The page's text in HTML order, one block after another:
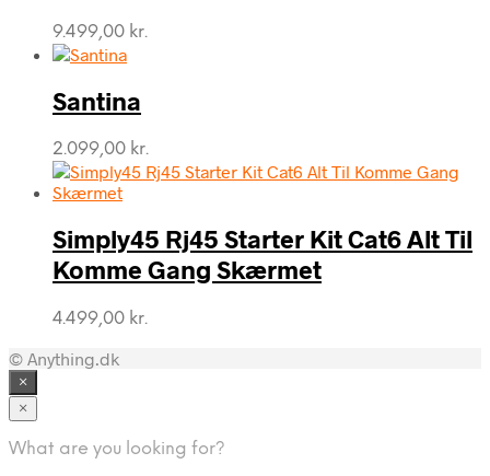
9.499,00 kr.
Santina
2.099,00 kr.
Simply45 Rj45 Starter Kit Cat6 Alt Til
Komme Gang Skærmet
4.499,00 kr.
© Anything.dk
×
×
What are you looking for?